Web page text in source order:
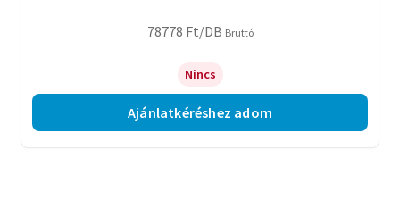
78778 Ft/DB Bruttó
Nincs
Ajánlatkéréshez adom